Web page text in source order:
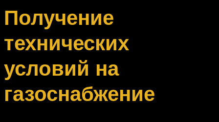
Меню
Получение
технических
условий на
газоснабжение